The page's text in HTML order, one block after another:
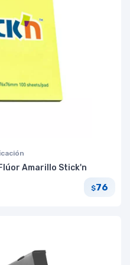
Amarillo Stick'n
$76